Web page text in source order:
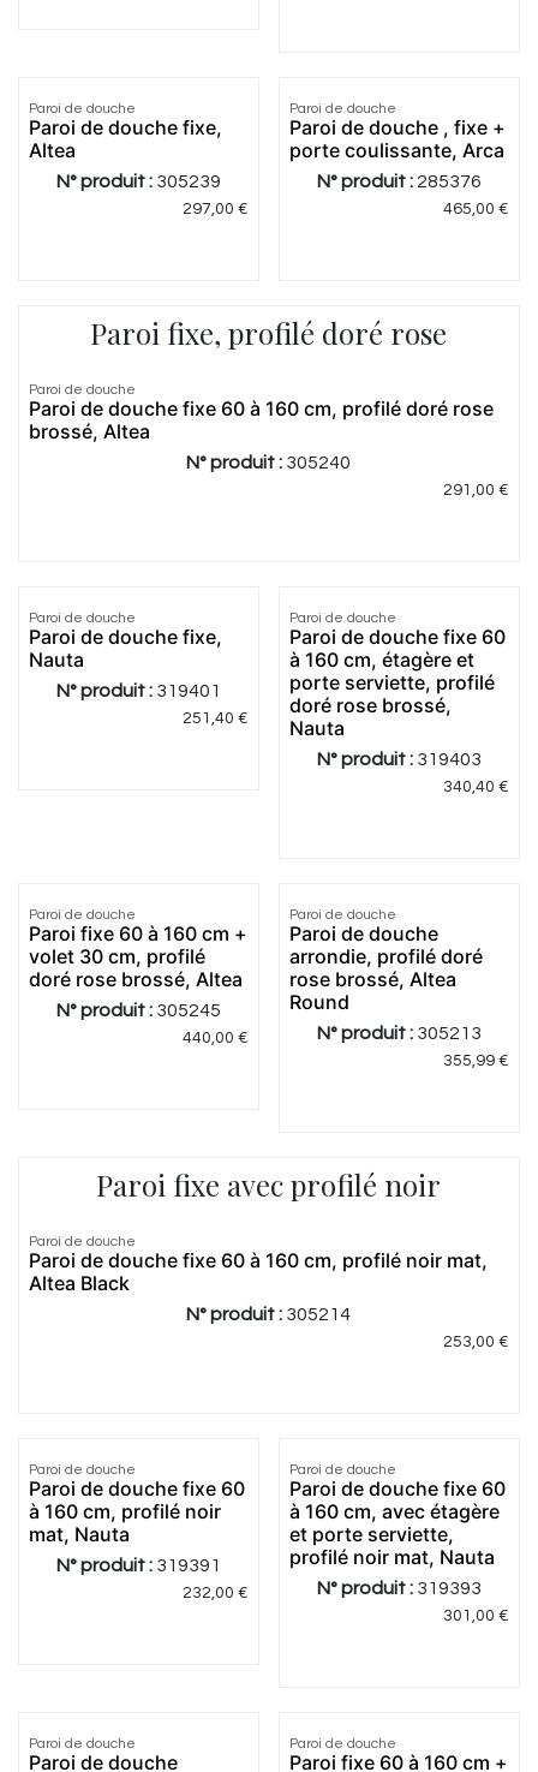
Paroi de douche
Paroi de douche fixe,
Altea
N° produit : 305239
297,00 €
Paroi de douche
Paroi de douche , fixe +
porte coulissante, Arca
N° produit : 285376
465,00 €
Paroi fixe, profilé doré rose
Paroi de douche
Paroi de douche fixe 60 à 160 cm, profilé doré rose
brossé, Altea
N° produit : 305240
291,00 €
Paroi de douche
Paroi de douche fixe,
Nauta
N° produit : 319401
251,40 €
Paroi de douche
Paroi de douche fixe 60
à 160 cm, étagère et
porte serviette, profilé
doré rose brossé,
Nauta
N° produit : 319403
340,40 €
Paroi de douche
Paroi fixe 60 à 160 cm +
volet 30 cm, profilé
doré rose brossé, Altea
N° produit : 305245
440,00 €
Paroi de douche
Paroi de douche
arrondie, profilé doré
rose brossé, Altea
Round
N° produit : 305213
355,99€
Paroi fixe avec profilé noir
Paroi de douche
Paroi de douche fixe 60 à 160 cm, profilé noir mat,
Altea Black
N° produit : 305214
253,00 €
Paroi de douche
Paroi de douche fixe 60
à 160 cm, profilé noir
mat, Nauta
N° produit : 319391
232,00 €
Paroi de douche
Paroi de douche fixe 60
à 160 cm, avec étagère
et porte serviette,
profilé noir mat, Nauta
N° produit : 319393
301,00 €
Paroi de douche
Paroi de douche
Paroi de douche
Paroi fixe 60 à 160 cm +